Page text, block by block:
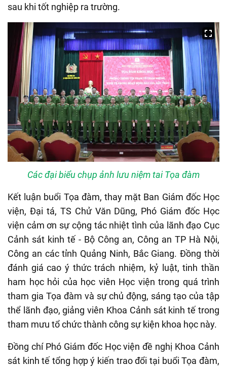
sau khi tốt nghiệp ra trường.
Các đại biểu chụp ảnh lưu niệm tai Tọa đàm
Kết luận buổi Tọa đàm, thay mặt Ban Giám đốc Học
viện, Đại tá, TS Chử Văn Dũng, Phó Giám đốc Học
viện cảm ơn sự cộng tác nhiệt tình của lãnh đạo Cục
Cảnh sát kinh tế - Bộ Công an, Công an TP Hà Nội,
Công an các tỉnh Quảng Ninh, Bắc Giang. Đồng thời
đánh giá cao ý thức trách nhiệm, kỷ luật, tinh thần
ham học hỏi của học viên Học viện trong quá trình
tham gia Tọa đàm và sự chủ động, sáng tạo của tập
thể lãnh đạo, giảng viên Khoa Cảnh sát kinh tế trong
tham mưu tổ chức thành công sự kiện khoa học này.
Đồng chí Phó Giám đốc Học viện đề nghị Khoa Cảnh
sát kinh tế tổng hợp ý kiến trao đổi tại buổi Tọa đàm,